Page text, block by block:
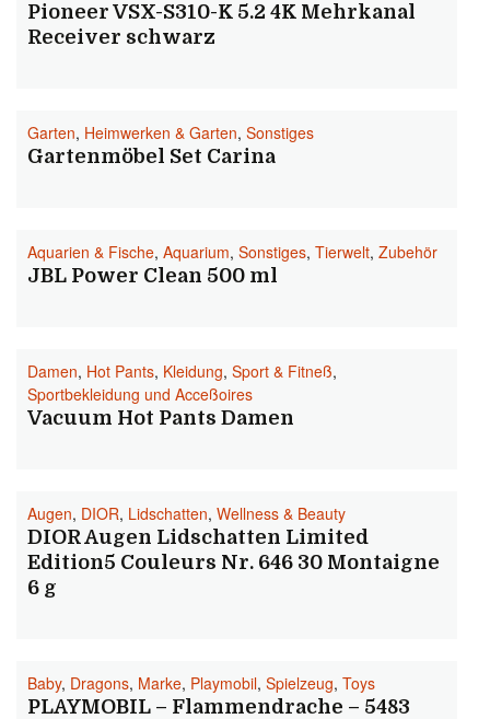
Pioneer VSX-S310-K 5.2 4K Mehrkanal
Receiver schwarz
Garten, Heimwerken & Garten, Sonstiges
Gartenmöbel Set Carina
Aquarien & Fische, Aquarium, Sonstiges, Tierwelt, Zubehör
JBL Power Clean 500 ml
Damen, Hot Pants, Kleidung, Sport & Fitneß,
Sportbekleidung und Acceßoires
Vacuum Hot Pants Damen
Augen, DIOR, Lidschatten, Wellness & Beauty
DIOR Augen Lidschatten Limited
Edition5 Couleurs Nr. 646 30 Montaigne
6 g
Baby, Dragons, Marke, Playmobil, Spielzeug, Toys
PLAYMOBIL – Flammendrache – 5483